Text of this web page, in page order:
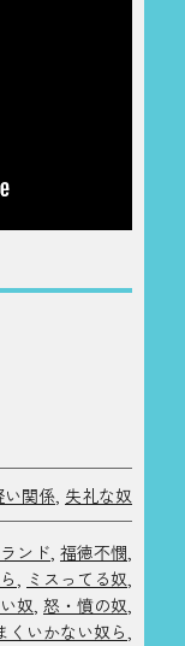
い関係 失礼な奴
ンド, 福徳不憫,
, ミスってる奴,
奴, 怒・憤の奴,
くいかない奴ら,